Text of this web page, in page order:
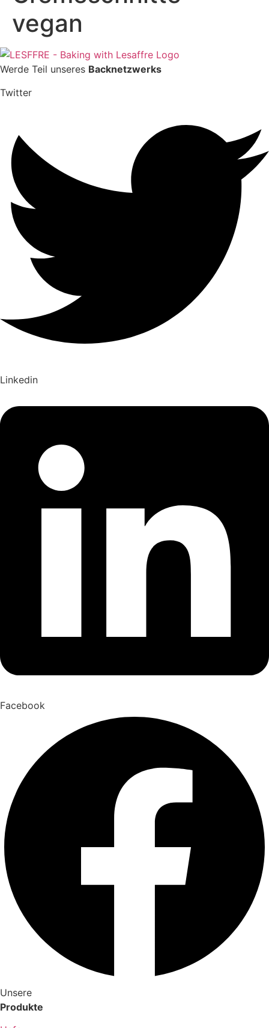
vegan
Werde Teil unseres Backnetzwerks
Twitter
Linkedin
Facebook
Unsere
Produkte